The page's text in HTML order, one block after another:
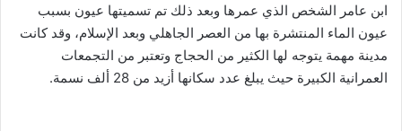
ابن عامر الشخص الذي عمرها وبعد ذلك تم تسميتها عيون بسبب
عيون الماء المنتشرة بها من العصر الجاهلي وبعد الإسلام، وقد كانت
مدينة مهمة يتوجه لها الكثير من الحجاج وتعتبر من التجمعات
العمرانية الكبيرة حيث يبلغ عدد سكانها أزيد من 28 ألف نسمة.